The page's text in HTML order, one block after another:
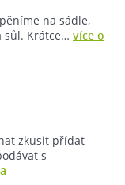
na sádle,
sůl. Krátce… více o
zkusit přídat
s